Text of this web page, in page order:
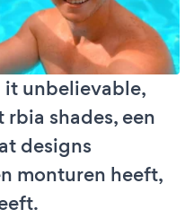
unbelievable,
shades, een
designs
monturen heeft,